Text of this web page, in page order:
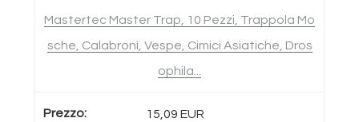
Mastertec Master Trap, 10 Pezzi, Trappola Mo
sche, Calabroni, Vespe, Cimici Asiatiche, Dros
ophila...
15,09 EUR